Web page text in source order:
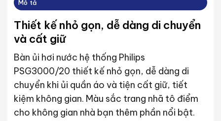
Mô tả
Thiết kế nhỏ gọn, dễ dàng di chuyển
và cất giữ
Bàn ủi hơi nước hệ thống Philips
PSG3000/20 thiết kế nhỏ gọn, dễ dàng di
chuyển khi ủi quần áo và tiện cất giữ, tiết
kiệm không gian. Màu sắc trang nhã tô điểm
cho không gian nhà bạn thêm phần nổi bật.